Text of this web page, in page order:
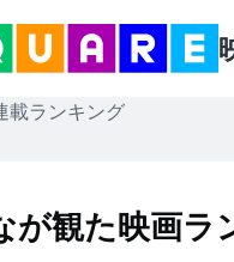
載ランキング
観た映画ラ